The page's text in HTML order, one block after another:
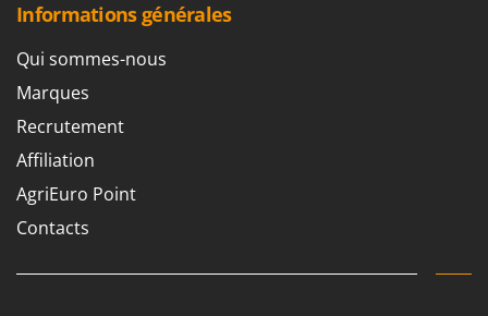
Informations générales
Qui sommes-nous
Marques
Recrutement
Affiliation
AgriEuro Point
Contacts